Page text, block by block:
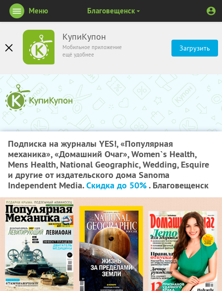
КупиКупон
Мобильное приложение
ещё удобнее
Загрузить
Меню Благовещенск
Подписка на журналы YES!, «Популярная
механика», «Домашний Очаг», Women`s Health,
Mens Health, National Geographic, Wedding, Esquire
и другие от издательского дома Sanoma
Independent Media.Скидка до 50%. Благовещенск